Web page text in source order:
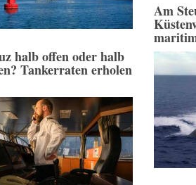
halb offen oder halb
Tankerraten erholen
Am